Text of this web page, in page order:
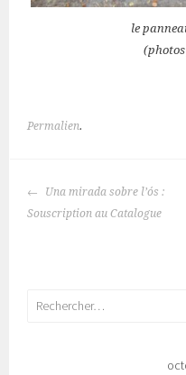
le
Permalien.
NAVIGATION
DES
Una mirada sobre l’ós :
Souscription au Catalogue
Rechercher :